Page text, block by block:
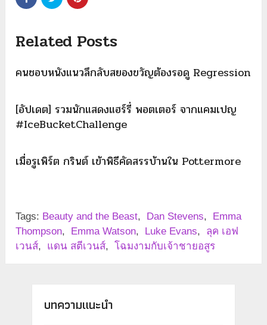
Related Posts
คนชอบหนังแนวลึกลับสยองขวัญต้องรอดู Regression
[อัปเดต] รวมนักแสดงแฮร์รี่ พอตเตอร์ จากแคมเปญ
#IceBucketChallenge
เมื่อรูเพิร์ต กรินต์ เข้าพิธีคัดสรรบ้านใน Pottermore
Tags: Beauty and the Beast, Dan Stevens,
Emma
Thompson, Emma Watson, Luke Evans,
ลุค เอฟ
เวนส์, แดน สตีเวนส์, โฉมงามกับเจ้าชายอสูร
บทความแนะนำ